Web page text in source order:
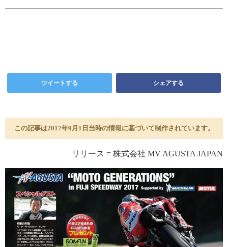
ツイートする シェアする
この記事は2017年9月1日当時の情報に基づいて制作されています。
リリース = 株式会社 MV AGUSTA JAPAN